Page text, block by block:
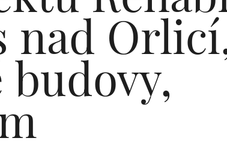
nad
budovy,